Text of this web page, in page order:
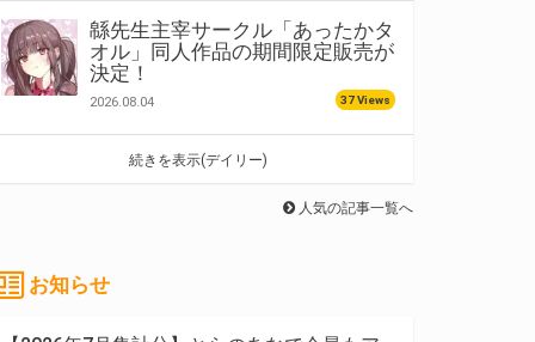
緜先生主宰サークル「あったかタ
オル」同人作品の期間限定販売が
決定！
2026.08.04 37 Views
続きを表示(デイリー)
人気の記事一覧へ
お知らせ